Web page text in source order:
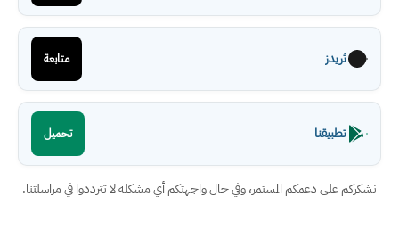
ثريدز متابعة
تطبيقنا تحميل
نشكركم على دعمكم المستمر، وفي حال واجهتكم أي مشكلة لا تترددوا في مراسلتنا.